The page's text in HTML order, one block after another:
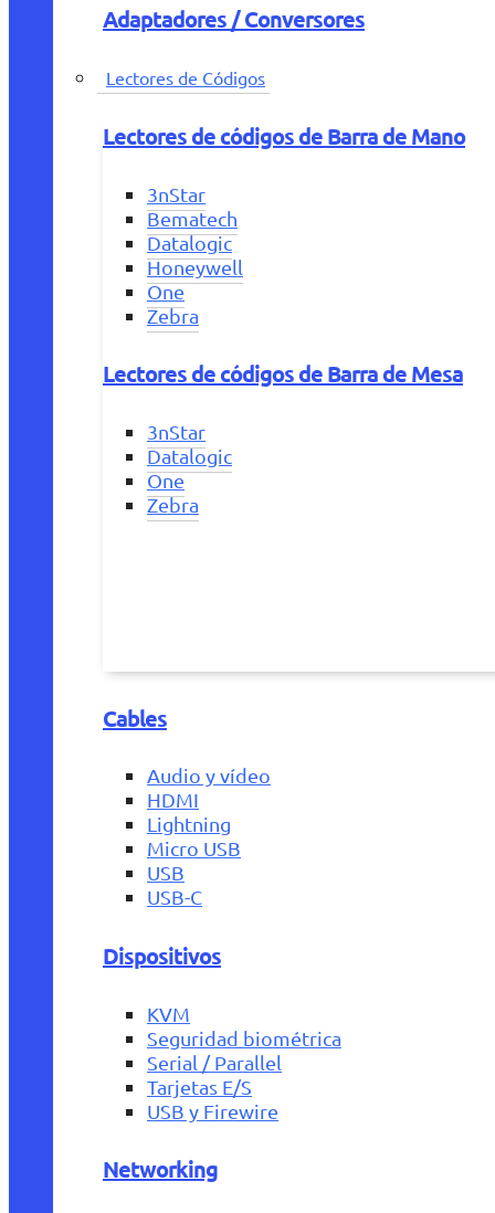
Adaptadores / Conversores
Lectores de Códigos
Lectores de códigos de Barra de Mano
3nStar
Bematech
Datalogic
Honeywell
One
Zebra
Lectores de códigos de Barra de Mesa
3nStar
Datalogic
One
Zebra
Cables
Audio y vídeo
HDMI
Lightning
Micro USB
USB
USB-C
Dispositivos
KVM
Seguridad biométrica
Serial / Parallel
Tarjetas E/S
USB y Firewire
Networking